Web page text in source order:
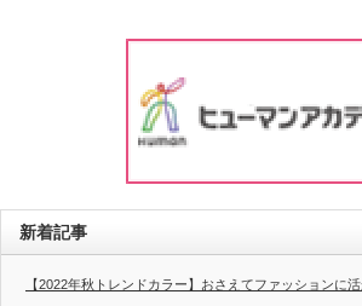
新着記事
【2022年秋トレンドカラー】おさえてファッションに活